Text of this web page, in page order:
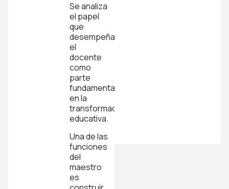
Se analiza
el papel
que
desempeña
el
docente
como
parte
fundamental
en la
transformación
educativa.
Una de las
funciones
del
maestro
es